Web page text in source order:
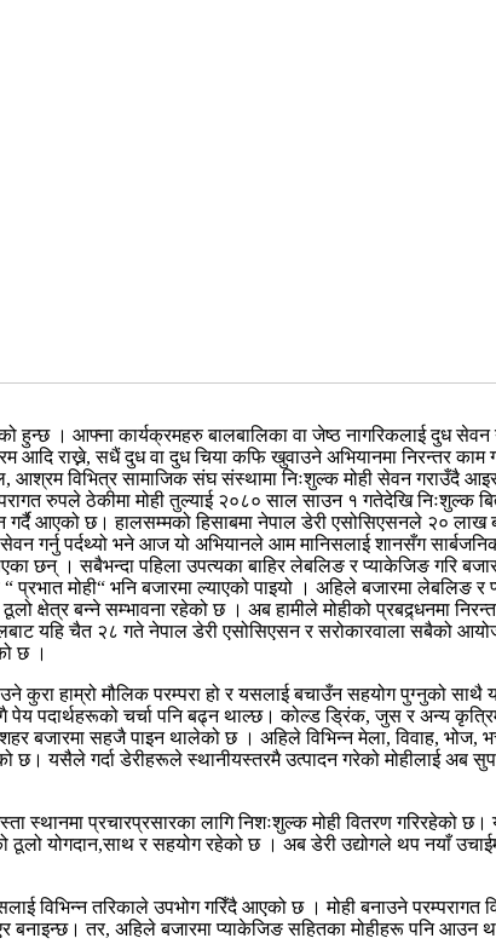
। आफ्ना कार्यक्रमहरु बालबालिका वा जेष्ठ नागरिकलाई दुध सेवन
आदि राख्ने, सधैं दुध वा दुध चिया कफि खुवाउने अभियानमा निरन्तर काम
विभित्र सामाजिक संघ संस्थामा निःशुल्क मोही सेवन गराउँदै
रुपले ठेकीमा मोही तुल्याई २०८० साल साउन १ गतेदेखि निःशुल्क
आएको छ। हालसम्मको हिसाबमा नेपाल डेरी एसोसिएसनले २० लाख
गर्नु पर्दथ्यो भने आज यो अभियानले आम मानिसलाई शानसँग
छन् । सबैभन्दा पहिला उपत्यका बाहिर लेबलिङ र प्याकेजिङ गरि
प्रभात मोही“ भनि बजारमा ल्याएको पाइयो । अहिले बजारमा
क्षेत्र बन्ने सम्भावना रहेको छ । अब हामीले मोहीको प्रबद्र्धनमा
यहि चैत २८ गते नेपाल डेरी एसोसिएसन र सरोकारवाला सबैको
छ ।
कुरा हाम्रो मौलिक परम्परा हो र यसलाई बचाउँन सहयोग पुग्नुको
पेय पदार्थहरूको चर्चा पनि बढ्न थाल्छ। कोल्ड ड्रिंक, जुस र अन्य
बजारमा सहजै पाइन थालेको छ । अहिले विभिन्न मेला, विवाह, भोज,
छ। यसैले गर्दा डेरीहरूले स्थानीयस्तरमै उत्पादन गरेको मोहीलाई
स्थानमा प्रचारप्रसारका लागि निशःशुल्क मोही वितरण गरिरहेको
ठूलो योगदान,साथ र सहयोग रहेको छ । अब डेरी उद्योगले थप नयाँ
विभिन्न तरिकाले उपभोग गरिँदै आएको छ । मोही बनाउने परम्परागत
बनाइन्छ। तर, अहिले बजारमा प्याकेजिङ सहितका मोहीहरू पनि